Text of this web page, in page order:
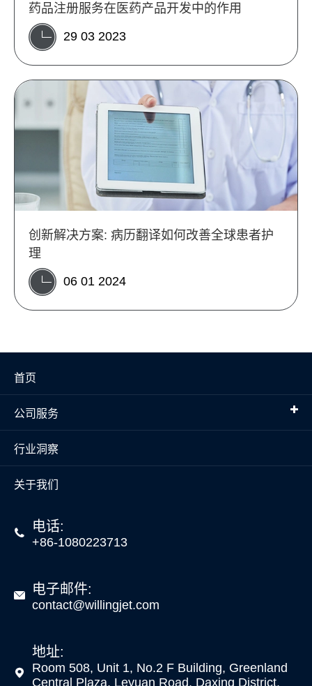
药品注册服务在医药产品开发中的作用
29 03 2023
创新解决方案: 病历翻译如何改善全球患者护
理
06 01 2024
首页
公司服务
行业洞察
关于我们
 电话:
+86-1080223713
 电子邮件:
contact@willingjet.com

地址:
Room 508, Unit 1, No.2 F Building, Greenland
Central Plaza, Leyuan Road, Daxing District,